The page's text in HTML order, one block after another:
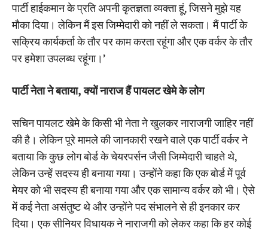
पार्टी हाईकमान के प्रति अपनी कृतज्ञता व्यक्ता हूं, जिसने मुझे यह
मौका दिया। लेकिन मैं इस जिम्मेदारी को नहीं ले सकता। मैं पार्टी के
सक्रिय कार्यकर्ता के तौर पर काम करता रहूंगा और एक वर्कर के तौर
पर हमेशा उपलब्ध रहूंगा।’
पार्टी नेता ने बताया, क्यों नाराज हैं पायलट खेमे के लोग
सचिन पायलट खेमे के किसी भी नेता ने खुलकर नाराजगी जाहिर नहीं
की है। लेकिन पूरे मामले की जानकारी रखने वाले एक पार्टी वर्कर ने
बताया कि कुछ लोग बोर्ड के चेयरपर्सन जैसी जिम्मेदारी चाहते थे,
लेकिन उन्हें सदस्य ही बनाया गया। उन्होंने कहा कि एक बोर्ड में पूर्व
मेयर को भी सदस्य ही बनाया गया और एक सामान्य वर्कर को भी। ऐसे
में कई नेता असंतुष्ट थे और उन्होंने पद संभालने से ही इनकार कर
दिया। एक सीनियर विधायक ने नाराजगी को लेकर कहा कि हर कोई